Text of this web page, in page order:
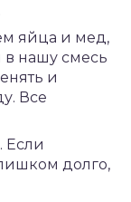
яйца и мед,
нашу смесь
и
Все
Если
долго,